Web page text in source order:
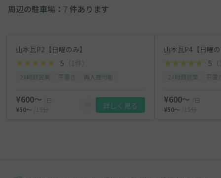
周辺の駐車場： 7 件あります
山本瓦P2【日曜のみ】
5 （1件）
¥600〜
/日
¥50〜
/15分 詳しく見る
山本瓦P4【日曜
5
¥600〜
/日
¥50〜
/15分